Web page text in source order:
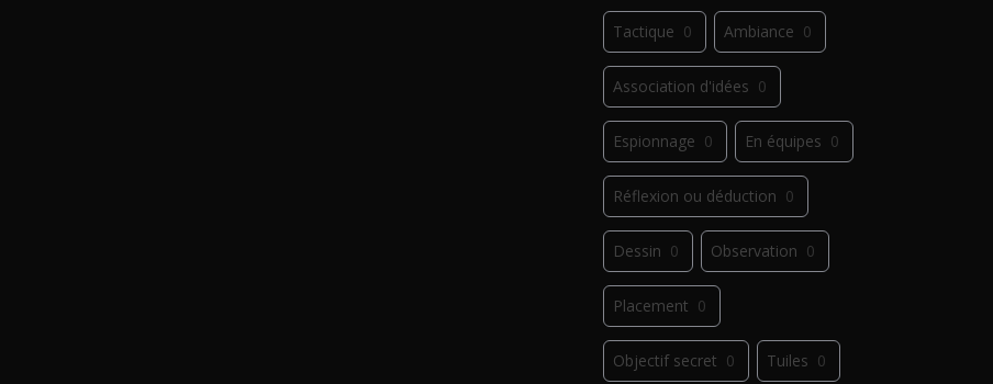
Tactique 0 Ambiance 0
Association d'idées 0
Espionnage 0 En équipes 0
Réflexion ou déduction 0
Dessin 0 Observation 0
Placement 0
Objectif secret 0 Tuiles 0